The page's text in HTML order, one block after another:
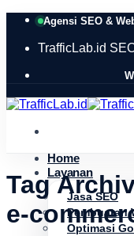
Skip
content
Agensi SEO &
TrafficLab.id
Home
Layanan
Jasa SEO
Pembuatan
Optimasi
Tag
e-